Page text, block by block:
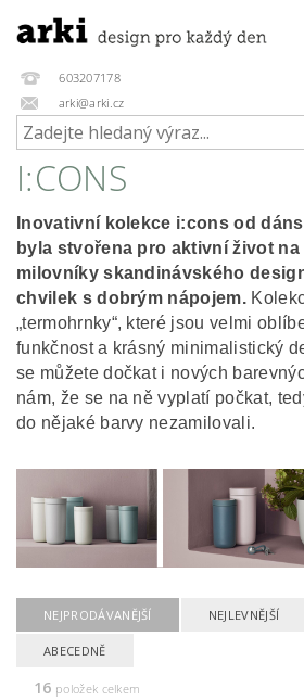
603207178
arki@arki.cz
I:CONS
Inovativní kolekce i:cons od
byla stvořena pro aktivní život
milovníky skandinávského
chvilek s dobrým nápojem.
„termohrnky“, které jsou velmi
funkčnost a krásný minimalistický
se můžete dočkat i nových
nám, že se na ně vyplatí počkat,
do nějaké barvy nezamilovali.
NEJPRODÁVANĚJŠÍ NEJLEVNĚJŠÍ
ABECEDNĚ
16 položek celkem